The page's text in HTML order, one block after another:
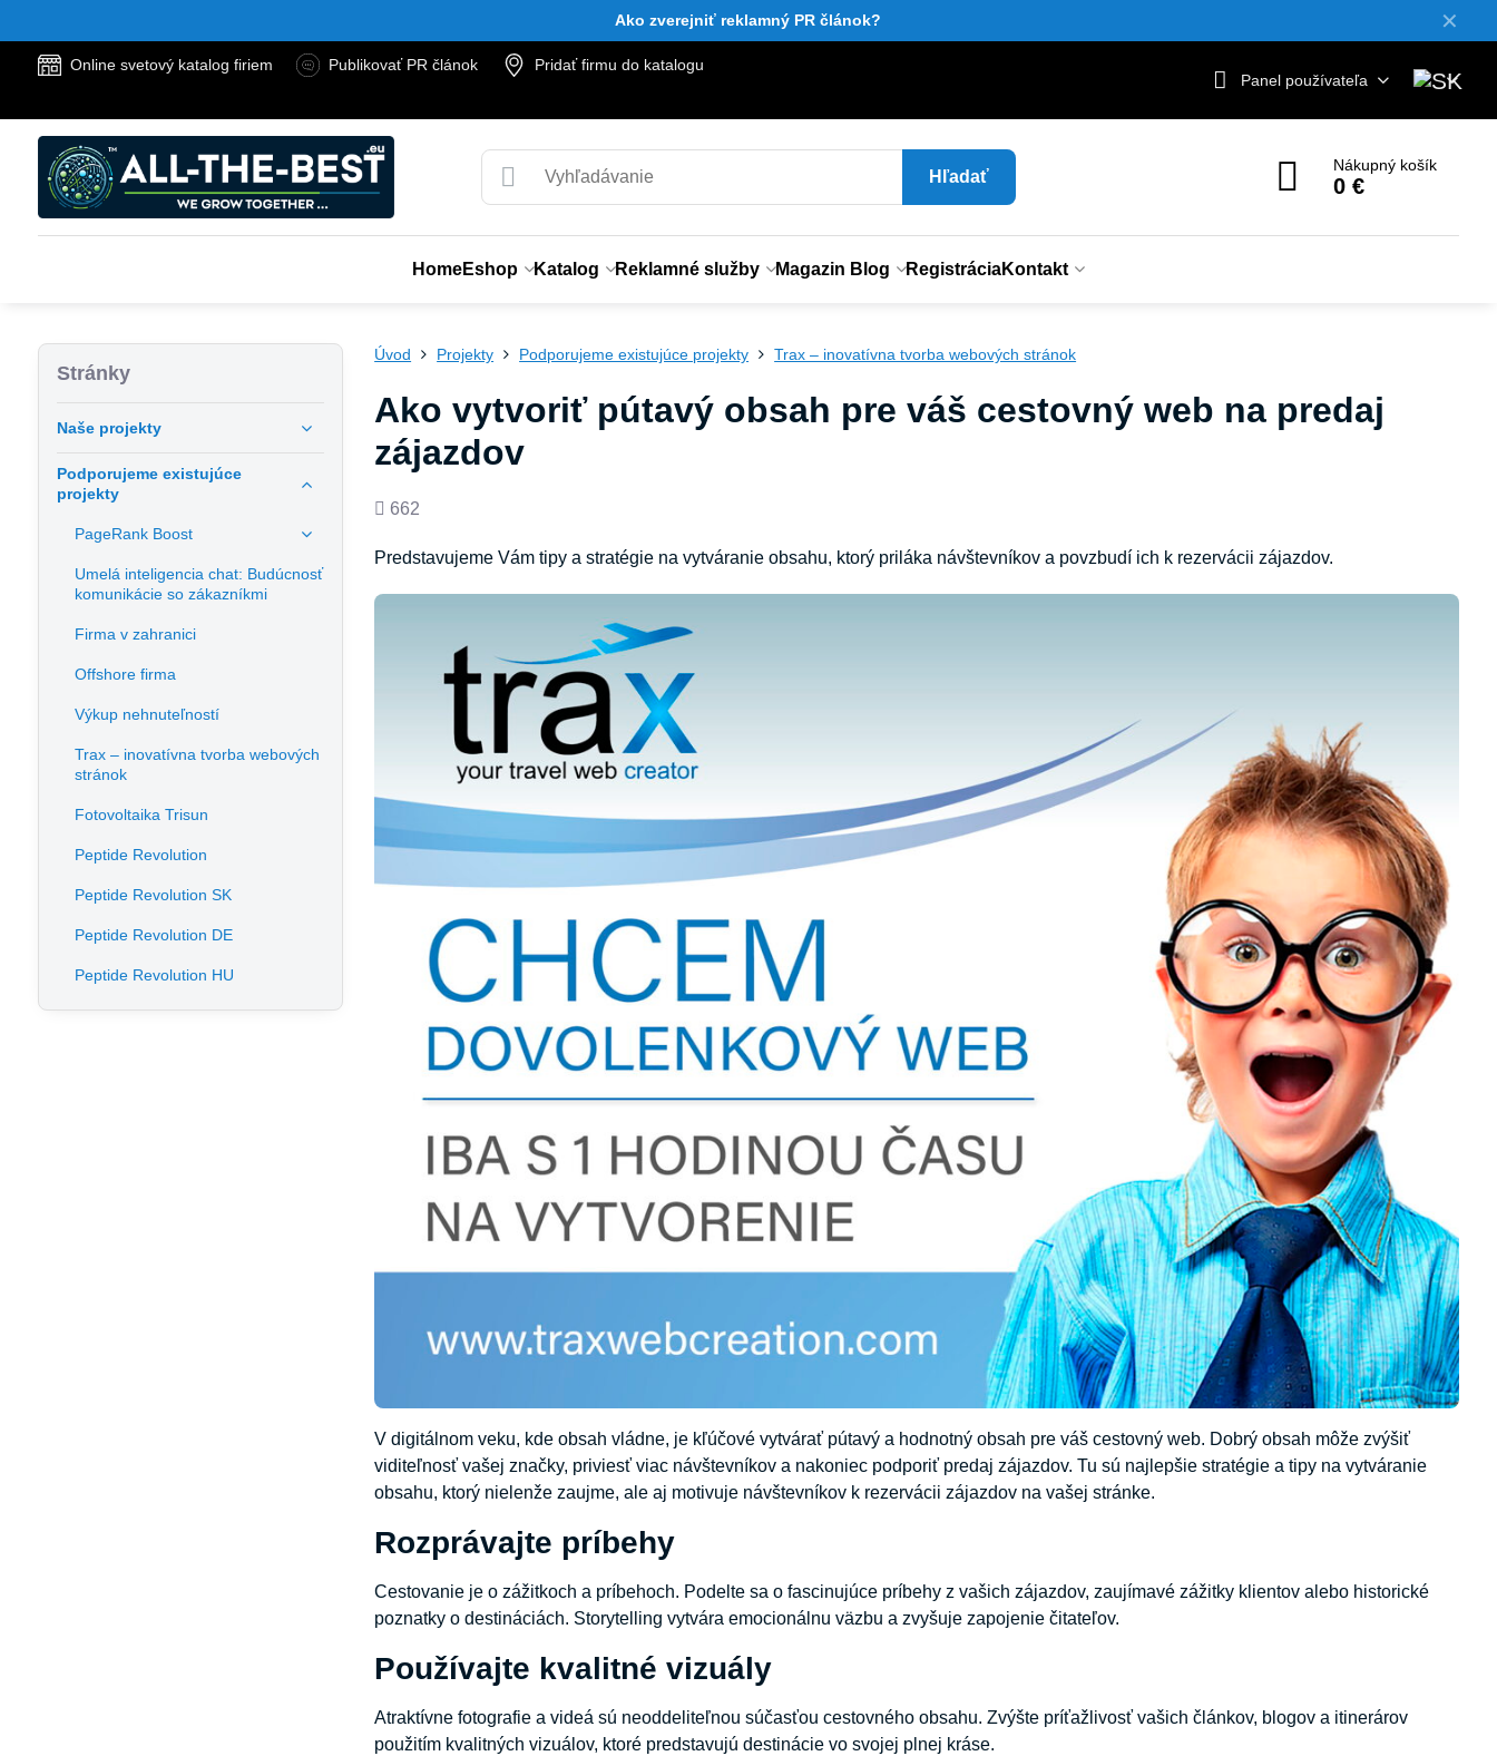
✕
Ako zverejniť reklamný PR článok?
Online svetový katalog firiem Publikovať PR článok
Pridať firmu do katalogu
Panel používateľa
Hľadať
Nákupný košík
0 €
HomeEshop Katalog Reklamné služby Magazin Blog RegistráciaKontakt
Úvod Projekty Podporujeme existujúce projekty Trax – inovatívna tvorba webových stránok
Ako vytvoriť pútavý obsah pre váš cestovný web na predaj
zájazdov
Počet
662
Predstavujeme Vám tipy a stratégie na vytváranie obsahu, ktorý priláka návštevníkov a povzbudí ich k rezervácii zájazdov.
V digitálnom veku, kde obsah vládne, je kľúčové vytvárať pútavý a hodnotný obsah pre váš cestovný web. Dobrý obsah môže zvýšiť
viditeľnosť vašej značky, priviesť viac návštevníkov a nakoniec podporiť predaj zájazdov. Tu sú najlepšie stratégie a tipy na vytváranie
obsahu, ktorý nielenže zaujme, ale aj motivuje návštevníkov k rezervácii zájazdov na vašej stránke.
Rozprávajte príbehy
Cestovanie je o zážitkoch a príbehoch. Podelte sa o fascinujúce príbehy z vašich zájazdov, zaujímavé zážitky klientov alebo historické
poznatky o destináciách. Storytelling vytvára emocionálnu väzbu a zvyšuje zapojenie čitateľov.
Používajte kvalitné vizuály
Atraktívne fotografie a videá sú neoddeliteľnou súčasťou cestovného obsahu. Zvýšte príťažlivosť vašich článkov, blogov a itinerárov
použitím kvalitných vizuálov, ktoré predstavujú destinácie vo svojej plnej kráse.
Stránky
Naše projekty
Podporujeme existujúce
projekty
PageRank Boost
Umelá inteligencia chat: Budúcnosť
komunikácie so zákazníkmi
Firma v zahranici
Offshore firma
Výkup nehnuteľností
Trax – inovatívna tvorba webových
stránok
Fotovoltaika Trisun
Peptide Revolution
Peptide Revolution SK
Peptide Revolution DE
Peptide Revolution HU